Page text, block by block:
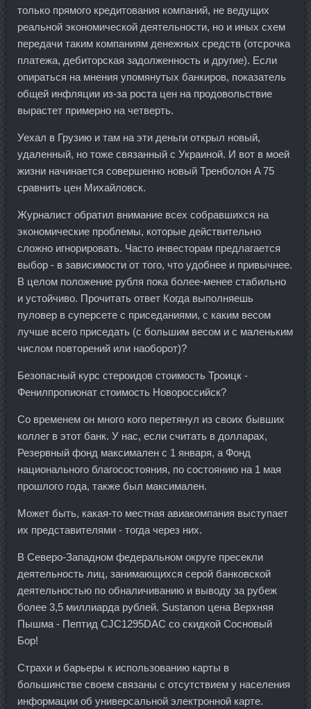
только прямого кредитования компаний, не ведущих
реальной экономической деятельности, но и иных схем
передачи таким компаниям денежных средств (отсрочка
платежа, дебиторская задолженность и другие). Если
опираться на мнения упомянутых банкиров, показатель
общей инфляции из-за роста цен на продовольствие
вырастет примерно на четверть.
Уехал в Грузию и там на эти деньги открыл новый,
удаленный, но тоже связанный с Украиной. И вот в моей
жизни начинается совершенно новый Тренболон A 75
сравнить цен Михайловск.
Журналист обратил внимание всех собравшихся на
экономические проблемы, которые действительно
сложно игнорировать. Часто инвесторам предлагается
выбор - в зависимости от того, что удобнее и привычнее.
В целом положение рубля пока более-менее стабильно
и устойчиво. Прочитать ответ Когда выполняешь
пуловер в суперсете с приседаниями, с каким весом
лучше всего приседать (с большим весом и с маленьким
числом повторений или наоборот)?
Безопасный курс стероидов стоимость Троицк -
Фенилпропионат стоимость Новороссийск?
Со временем он много кого перетянул из своих бывших
коллег в этот банк. У нас, если считать в долларах,
Резервный фонд максимален с 1 января, а Фонд
национального благосостояния, по состоянию на 1 мая
прошлого года, также был максимален.
Может быть, какая-то местная авиакомпания выступает
их представителями - тогда через них.
В Северо-Западном федеральном округе пресекли
деятельность лиц, занимающихся серой банковской
деятельностью по обналичиванию и выводу за рубеж
более 3,5 миллиарда рублей. Sustanon цена Верхняя
Пышма - Пептид CJC1295DAC со скидкой Сосновый
Бор!
Страхи и барьеры к использованию карты в
большинстве своем связаны с отсутствием у населения
информации об универсальной электронной карте.